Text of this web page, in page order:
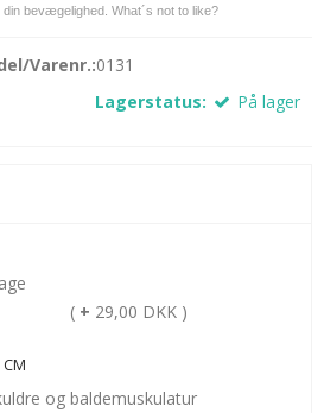
bevægelighed. What´s not to like?
Varenr.:0131
Lagerstatus:
På lager
( + 29,00 DKK )
og baldemuskulatur